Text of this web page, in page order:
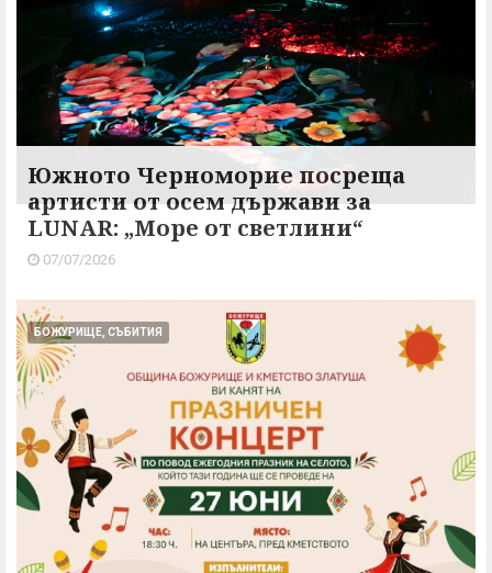
Южното Черноморие посреща
артисти от осем държави за
LUNAR: „Море от светлини“
07/07/2026
БОЖУРИЩЕ, СЪБИТИЯ